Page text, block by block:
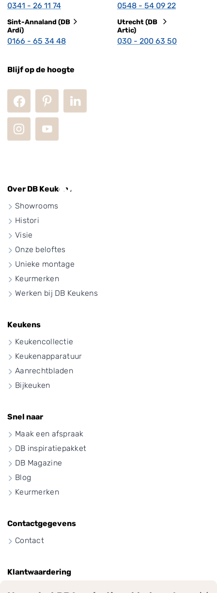
Moderne
hoekkeuken
0341 - 26 11 74 0548 - 54 09 22
Sint-Annaland (DB
Ardi)
0166 - 65 34 48
Utrecht (DB
Artic)
030 - 200 63 50
Blijf op de hoogte
Over DB Keukens
Showrooms
Historie
Visie
Onze beloftes
Unieke montage
Keurmerken
Werken bij DB Keukens
Keukens
Keukencollectie
Keukenapparatuur
Aanrechtbladen
Bijkeuken
Snel naar
Maak een afspraak
DB inspiratiepakket
DB Magazine
Blog
Keurmerken
Contactgegevens
Contact
Klantwaardering